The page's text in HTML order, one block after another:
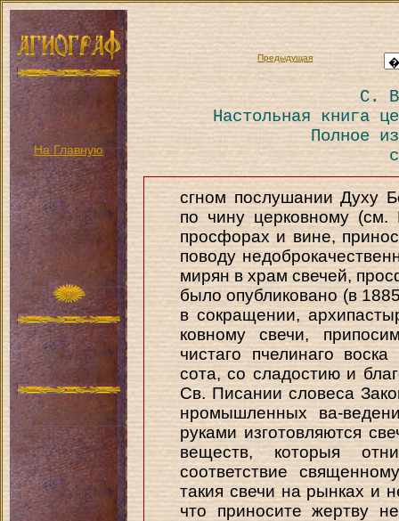
На Главную
Предыдущая
С.
Настольная книга
Полное
сгном послушании Духу
по чину церковному
просфорах и вине,
поводу
мирян в храм свечей,
было опубликовано (в
в сокращении,
ковному свечи,
чистаго пчелинаго
сота, со сладостию и
Св. Писании словеса
нромышленных ва-
руками изготовляются
веществ, которыя
соответствие
такия свечи на рынках и
что приносите жертву